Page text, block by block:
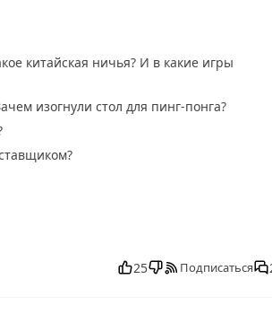
китайская ничья? И в какие игры
изогнули стол для пинг-понга?
мир от 19.09.2025 последний выпуск,
25 Подписаться